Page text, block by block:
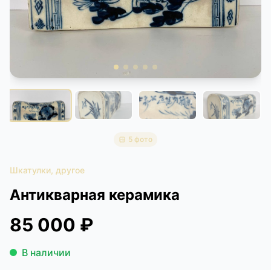
КОНТАКТЫ
5 фото
Шкатулки, другое
Антикварная керамика
85 000 ₽
В наличии